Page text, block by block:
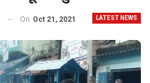
LATEST NEWS
On Oct 21, 2021